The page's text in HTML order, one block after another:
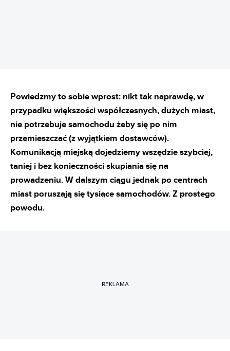
Powiedzmy to sobie wprost: nikt tak naprawdę, w
przypadku większości współczesnych, dużych miast,
nie potrzebuje samochodu żeby się po nim
przemieszczać (z wyjątkiem dostawców).
Komunikacją miejską dojedziemy wszędzie szybciej,
taniej i bez konieczności skupiania się na
prowadzeniu. W dalszym ciągu jednak po centrach
miast poruszają się tysiące samochodów. Z prostego
powodu.
REKLAMA